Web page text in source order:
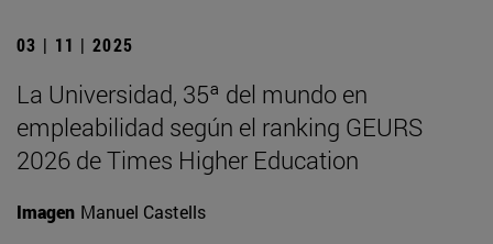
03 | 11 | 2025
La Universidad, 35ª del mundo en
empleabilidad según el ranking GEURS
2026 de Times Higher Education
Imagen Manuel Castells